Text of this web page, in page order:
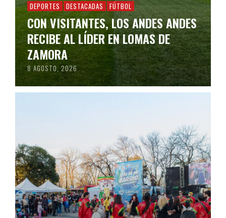
DEPORTES DESTACADAS FÚTBOL
CON VISITANTES, LOS ANDES ANDES
RECIBE AL LÍDER EN LOMAS DE
ZAMORA
8 AGOSTO, 2026